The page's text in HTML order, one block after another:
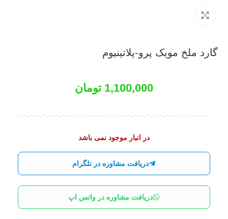
گارد ملخ مویک پرو-پلاتینیوم
1,100,000 تومان
در انبار موجود نمی باشد
دریافت مشاوره در تلگرام
دریافت مشاوره در واتس اپ